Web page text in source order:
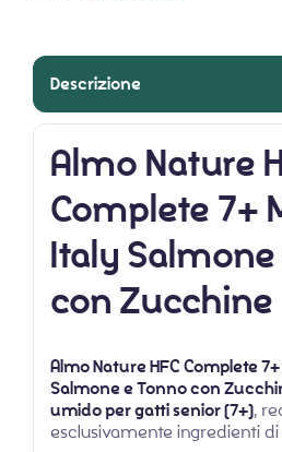
Descrizione
Almo Nature
Complete 7+
Italy
con Zucchine
Almo Nature HFC Complete
Salmone e Tonno con
umido per gatti senior (7+),
esclusivamente ingredienti di